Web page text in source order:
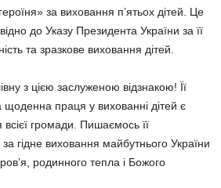
за виховання п’ятьох дітей. Це
до Указу Президента України за її
та зразкове виховання дітей.
з цією заслуженою відзнакою! Її
праця у вихованні дітей є
громади. Пишаємось її
гідне виховання майбутнього України
родинного тепла і Божого